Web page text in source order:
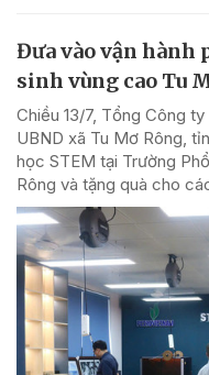
Đưa vào vận hành
sinh vùng cao Tu
Chiều 13/7, Tổng Công
UBND xã Tu Mơ Rông,
học STEM tại Trường
Rông và tặng quà cho